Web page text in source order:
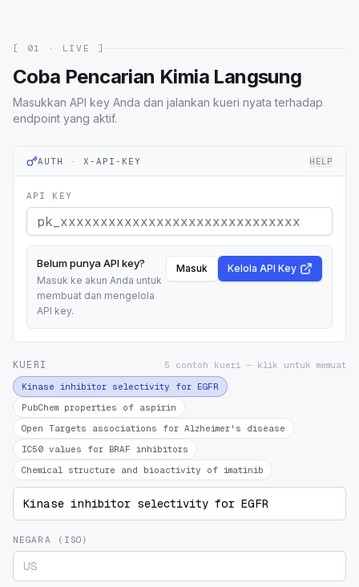
[ 01 · LIVE ]
Coba Pencarian Kimia Langsung
Masukkan API key Anda dan jalankan kueri nyata terhadap
endpoint yang aktif.
AUTH · X-API-KEY HELP
API KEY
Belum punya API key?
Masuk ke akun Anda untuk
membuat dan mengelola
API key.
Masuk Kelola API Key
KUERI 5 contoh kueri — klik untuk memuat
Kinase inhibitor selectivity for EGFR
PubChem properties of aspirin
Open Targets associations for Alzheimer's disease
IC50 values for BRAF inhibitors
Chemical structure and bioactivity of imatinib
NEGARA (ISO)